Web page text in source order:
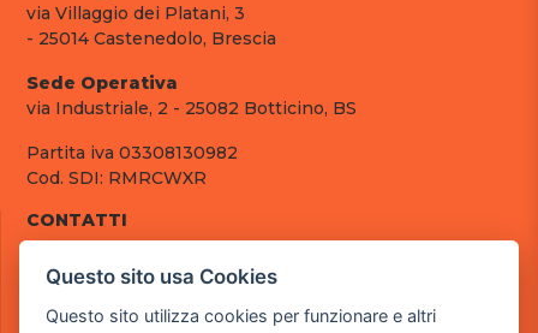
via Villaggio dei Platani, 3
- 25014 Castenedolo, Brescia
Sede Operativa
via Industriale, 2 - 25082 Botticino, BS
Partita iva 03308130982
Cod. SDI: RMRCWXR
CONTATTI
tel.: +39 030 376 2377
pec: powergamesrl@legalmail.it
Questo sito usa Cookies
Questo sito utilizza cookies per funzionare e altri